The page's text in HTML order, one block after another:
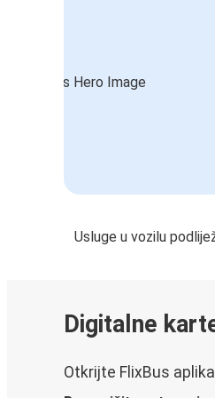
Usluge u vozilu
Digitalne
Otkrijte FlixBus